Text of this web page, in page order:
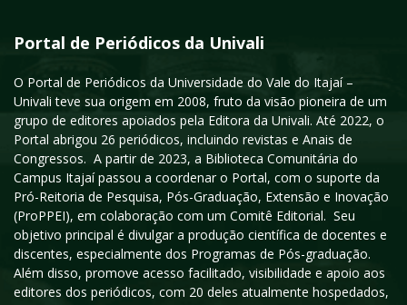
Portal de Periódicos da Univali
O Portal de Periódicos da Universidade do Vale do Itajaí –
Univali teve sua origem em 2008, fruto da visão pioneira de um
grupo de editores apoiados pela Editora da Univali. Até 2022, o
Portal abrigou 26 periódicos, incluindo revistas e Anais de
Congressos. A partir de 2023, a Biblioteca Comunitária do
Campus Itajaí passou a coordenar o Portal, com o suporte da
Pró-Reitoria de Pesquisa, Pós-Graduação, Extensão e Inovação
(ProPPEI), em colaboração com um Comitê Editorial. Seu
objetivo principal é divulgar a produção científica de docentes e
discentes, especialmente dos Programas de Pós-graduação.
Além disso, promove acesso facilitado, visibilidade e apoio aos
editores dos periódicos, com 20 deles atualmente hospedados,